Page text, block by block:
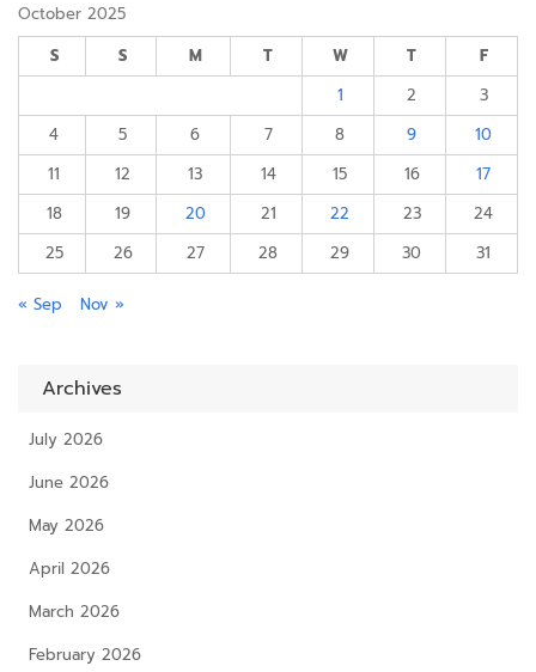
October 2025
S
S M T W T
F
1
2
3
4
5 6 7 8 9
10
11
12 13 14 15 16
17
18
19 20 21 22 23
24
25
26 27 28 29 30 31
« Sep Nov »
Archives
July 2026
June 2026
May 2026
April 2026
March 2026
February 2026